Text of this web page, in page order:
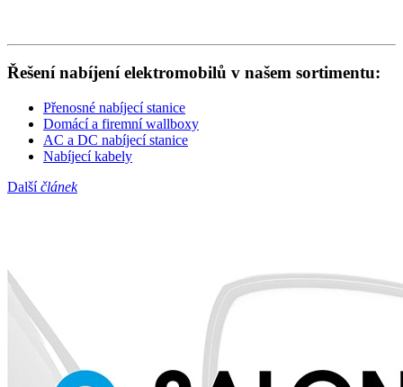
Řešení nabíjeníelektromobilů v našem sortimentu:
Přenosné nabíjecí stanice
Domácí a firemní wallboxy
AC a DC nabíjecí stanice
Nabíjecí kabely
Dalšíčlánek